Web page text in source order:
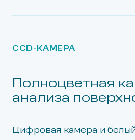
CCD-КАМЕРА
Полноцветная
анализа
Цифровая камера и